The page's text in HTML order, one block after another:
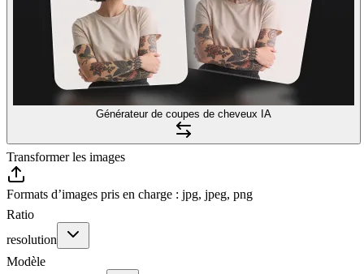
Générateur de coupes de cheveux IA
Transformer les images
Formats d’images pris en charge : jpg, jpeg, png
Ratio
resolution
Modèle